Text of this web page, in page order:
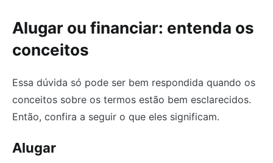
Alugar ou financiar: entenda os
conceitos
Essa dúvida só pode ser bem respondida quando os
conceitos sobre os termos estão bem esclarecidos.
Então, confira a seguir o que eles significam.
Alugar